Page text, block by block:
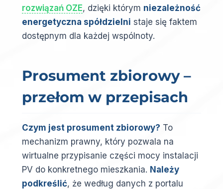
rozwiązań OZE, dzięki którym niezależność
energetyczna spółdzielni staje się faktem
dostępnym dla każdej wspólnoty.
Prosument zbiorowy –
przełom w przepisach
Czym jest prosument zbiorowy? To
mechanizm prawny, który pozwala na
wirtualne przypisanie części mocy instalacji
PV do konkretnego mieszkania. Należy
podkreślić, że według danych z portalu